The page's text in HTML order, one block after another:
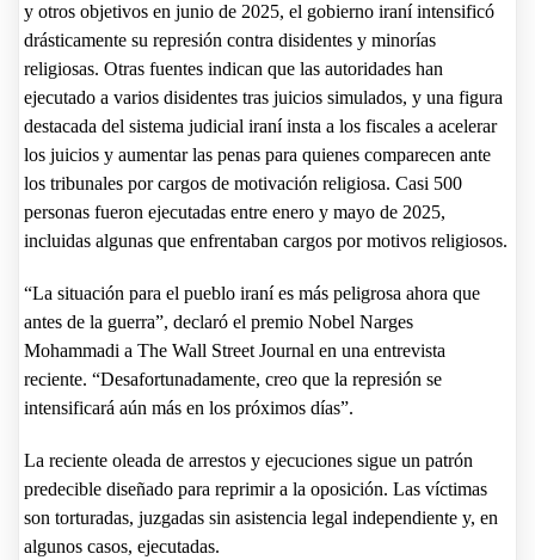
y otros objetivos en junio de 2025, el gobierno iraní intensificó
drásticamente su represión contra disidentes y minorías
religiosas. Otras fuentes indican que las autoridades han
ejecutado a varios disidentes tras juicios simulados, y una figura
destacada del sistema judicial iraní insta a los fiscales a acelerar
los juicios y aumentar las penas para quienes comparecen ante
los tribunales por cargos de motivación religiosa. Casi 500
personas fueron ejecutadas entre enero y mayo de 2025,
incluidas algunas que enfrentaban cargos por motivos religiosos.
“La situación para el pueblo iraní es más peligrosa ahora que
antes de la guerra”, declaró el premio Nobel Narges
Mohammadi a The Wall Street Journal en una entrevista
reciente. “Desafortunadamente, creo que la represión se
intensificará aún más en los próximos días”.
La reciente oleada de arrestos y ejecuciones sigue un patrón
predecible diseñado para reprimir a la oposición. Las víctimas
son torturadas, juzgadas sin asistencia legal independiente y, en
algunos casos, ejecutadas.